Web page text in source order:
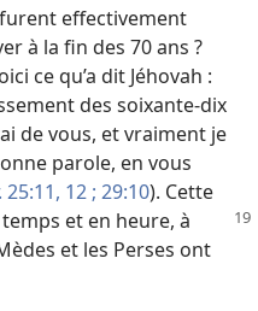
furent effectivement
à la fin des 70 ans ?
ce qu’a dit Jéhovah :
des soixante-dix
de vous, et vraiment je
parole, en vous
25:11, 12 ; 29:10). Cette
temps et en heure, à
et les Perses ont